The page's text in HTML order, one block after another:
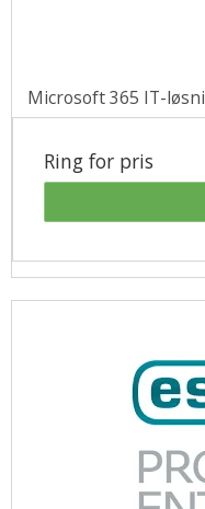
Microsoft 365 IT-
Ring for pris